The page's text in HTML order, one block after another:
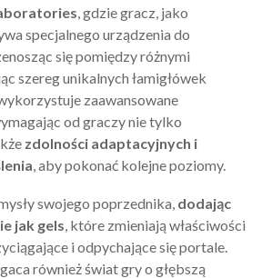
, gdzie gracz, jako
specjalnego urządzenia do
się pomiędzy różnymi
szereg unikalnych łamigłówek
zaawansowane
od graczy nie tylko
zdolności adaptacyjnych i
, aby pokonać kolejne poziomy.
swojego poprzednika, dodając
jak gels , które zmieniają właściwości
i odpychające się portale.
również świat gry o głębszą